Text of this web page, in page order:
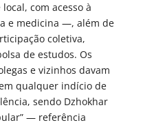
com acesso à
e medicina —, além de
coletiva,
de estudos. Os
e vizinhos davam
qualquer indício de
sendo Dzhokhar
— referência